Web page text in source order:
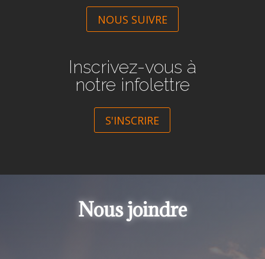
NOUS SUIVRE
Inscrivez-vous à
notre infolettre
S'INSCRIRE
Nous joindre